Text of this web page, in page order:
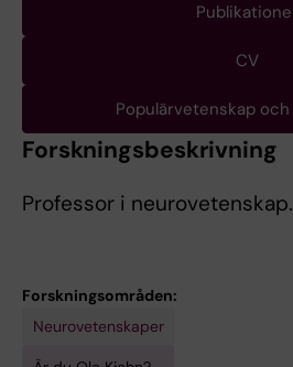
CV
Populärvetenskap
Forskningsbeskrivning
Professor i neurovetenskap.
Forskningsområden:
Neurovetenskaper